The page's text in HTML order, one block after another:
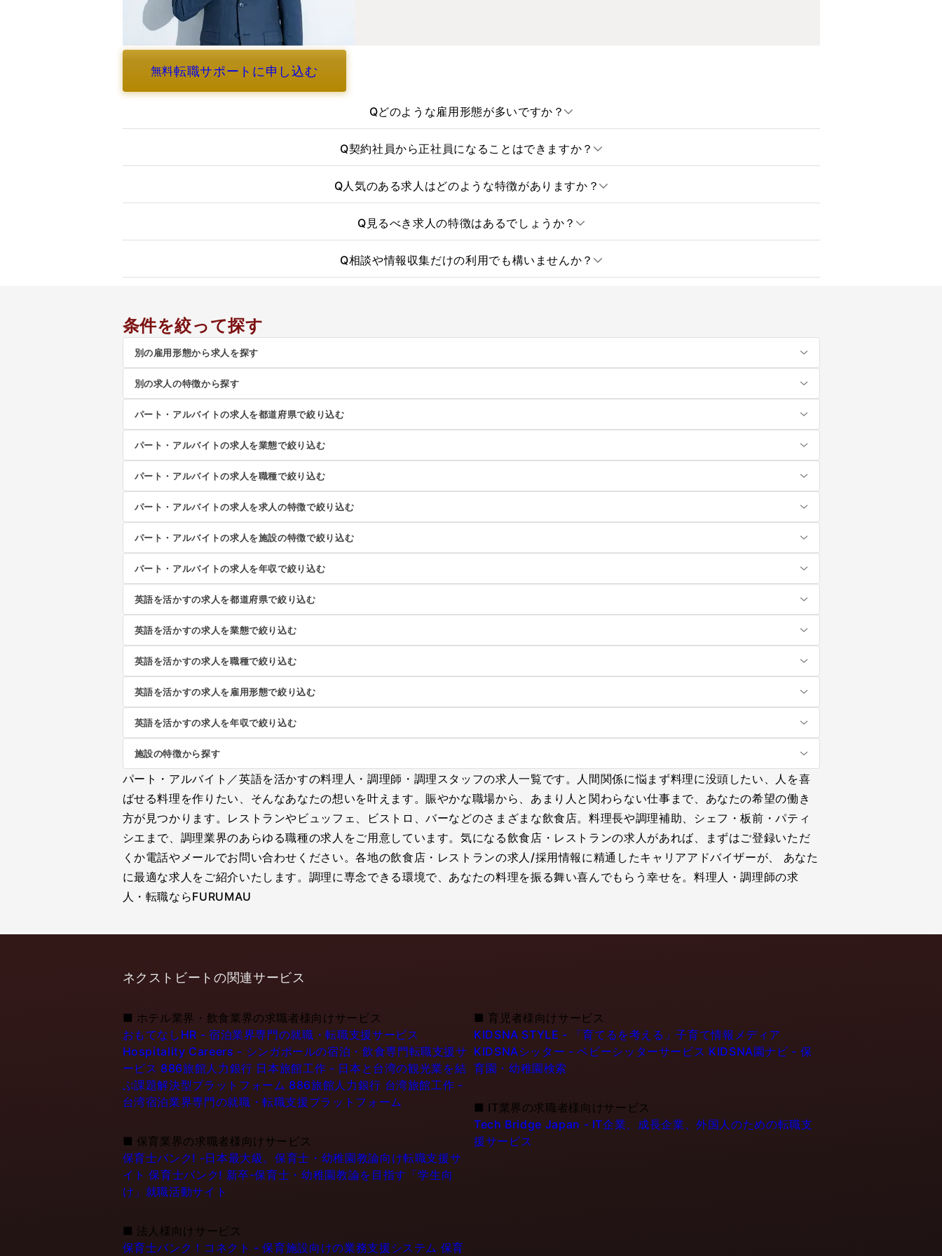
無料転職サポートに申し込む
よくあるご質問
Qどのような雇用形態が多いですか？
Q契約社員から正社員になることはできますか？
Q人気のある求人はどのような特徴がありますか？
Q 見るべき求人の特徴はあるでしょうか？
Q相談や情報収集だけの利用でも構いませんか？
条件を絞って探す
別の雇用形態から求人を探す
別の求人の特徴から探す
パート・アルバイトの求人を都道府県で絞り込む
パート・アルバイトの求人を業態で絞り込む
パート・アルバイトの求人を職種で絞り込む
パート・アルバイトの求人を求人の特徴で絞り込む
パート・アルバイトの求人を施設の特徴で絞り込む
パート・アルバイトの求人を年収で絞り込む
英語を活かすの求人を都道府県で絞り込む
英語を活かすの求人を業態で絞り込む
英語を活かすの求人を職種で絞り込む
英語を活かすの求人を雇用形態で絞り込む
英語を活かすの求人を年収で絞り込む
施設の特徴から探す
パート・アルバイト／英語を活かすの料理人・調理師・調理スタッフの求人一覧です。人間関係に悩まず料理に没頭したい、人を喜
ばせる料理を作りたい、そんなあなたの想いを叶えます。賑やかな職場から、あまり人と関わらない仕事まで、あなたの希望の働き
方が見つかります。レストランやビュッフェ、ビストロ、バーなどのさまざまな飲食店。料理長や調理補助、シェフ・板前・パティ
シエまで、調理業界のあらゆる職種の求人をご用意しています。気になる飲食店・レストランの求人があれば、まずはご登録いただ
くか電話やメールでお問い合わせください。各地の飲食店・レストランの求人/採用情報に精通したキャリアアドバイザーが、 あなた
に最適な求人をご紹介いたします。調理に専念できる環境で、あなたの料理を振る舞い喜んでもらう幸せを。料理人・調理師の求
人・転職ならFURUMAU
ネクストビートの関連サービス
■ ホテル業界・飲食業界の求職者様向けサービス
おもてなしHR - 宿泊業界専門の就職・転職支援サービス
Hospitality Careers - シンガポールの宿泊・飲食専門転職支援サ
ービス 886旅館人力銀行 日本旅館工作 - 日本と台湾の観光業を結
ぶ課題解決型プラットフォーム 886旅館人力銀行 台湾旅館工作 -
台湾宿泊業界専門の就職・転職支援プラットフォーム
■ 保育業界の求職者様向けサービス
保育士バンク! -日本最大級。保育士・幼稚園教論向け転職支援サ
イト 保育士バンク! 新卒-保育士・幼稚園教論を目指す「学生向
け」就職活動サイト
■ 法人様向けサービス
保育士バンク！コネクト - 保育施設向けの業務支援システム 保育
■ 育児者様向けサービス
KIDSNA STYLE - 「育てるを考える」子育て情報メディア
KIDSNAシッター - ベビーシッターサービス KIDSNA園ナビ - 保
育園・幼稚園検索
■ IT業界の求職者様向けサービス
Tech Bridge Japan - IT企業、成長企業、外国人のための転職支
援サービス